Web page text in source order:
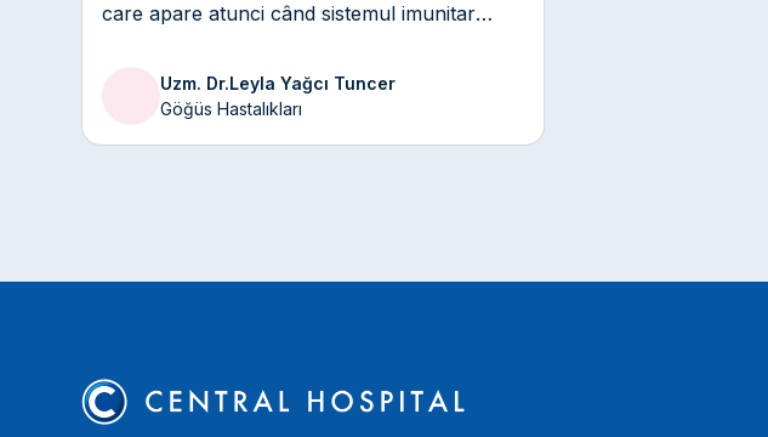
care apare atunci când sistemul imunitar
în mod normal inofensive.
Uzm. Dr.Leyla Yağcı Tuncer
Göğüs Hastalıkları